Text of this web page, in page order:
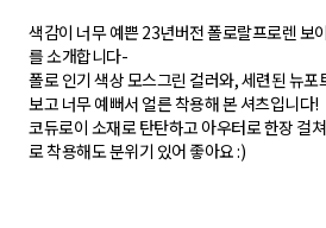
색감이 너무 예쁜 23년버전 폴로랄프로렌 보
를 소개합니다-
폴로 인기 색상 모스그린 컬러와, 세련된 뉴
보고 너무 예뻐서 얼른 착용해 본 셔츠입니다!
코듀로이 소재로 탄탄하고 아우터로 한장 걸
로 착용해도 분위기 있어 좋아요 :)